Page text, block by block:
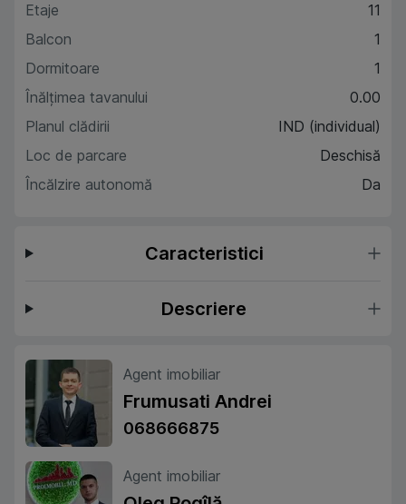
Etaje
11
Balcon
1
Dormitoare
1
Înălțimea tavanului
0.00
Planul clădirii
IND (individual)
Loc de parcare
Deschisă
Încălzire autonomă
Da
Caracteristici
Descriere
Agent imobiliar
Frumusati Andrei
068666875
Agent imobiliar